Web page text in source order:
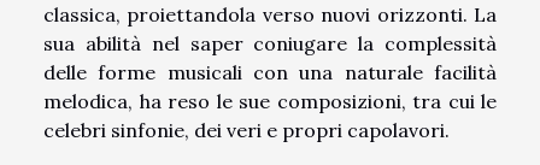
classica, proiettandola verso nuovi orizzonti. La
sua abilità nel saper coniugare la complessità
delle forme musicali con una naturale facilità
melodica, ha reso le sue composizioni, tra cui le
celebri sinfonie, dei veri e propri capolavori.